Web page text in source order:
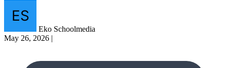
Eko Schoolmedia
May 26, 2026 |